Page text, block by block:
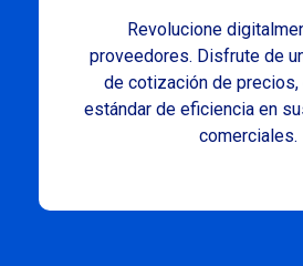
Revolucione
proveedores. Disfrute de
de cotización de precios,
estándar de eficiencia en
comerciales.